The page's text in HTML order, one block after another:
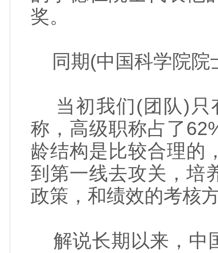
奖。
同期(中国科学院
当初我们(团队)只
称，高级职称占了
龄结构是比较合理的
到第一线去攻关，培
政策，和绩效的考核
解说长期以来，中